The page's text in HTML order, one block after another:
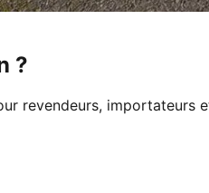
?
revendeurs,